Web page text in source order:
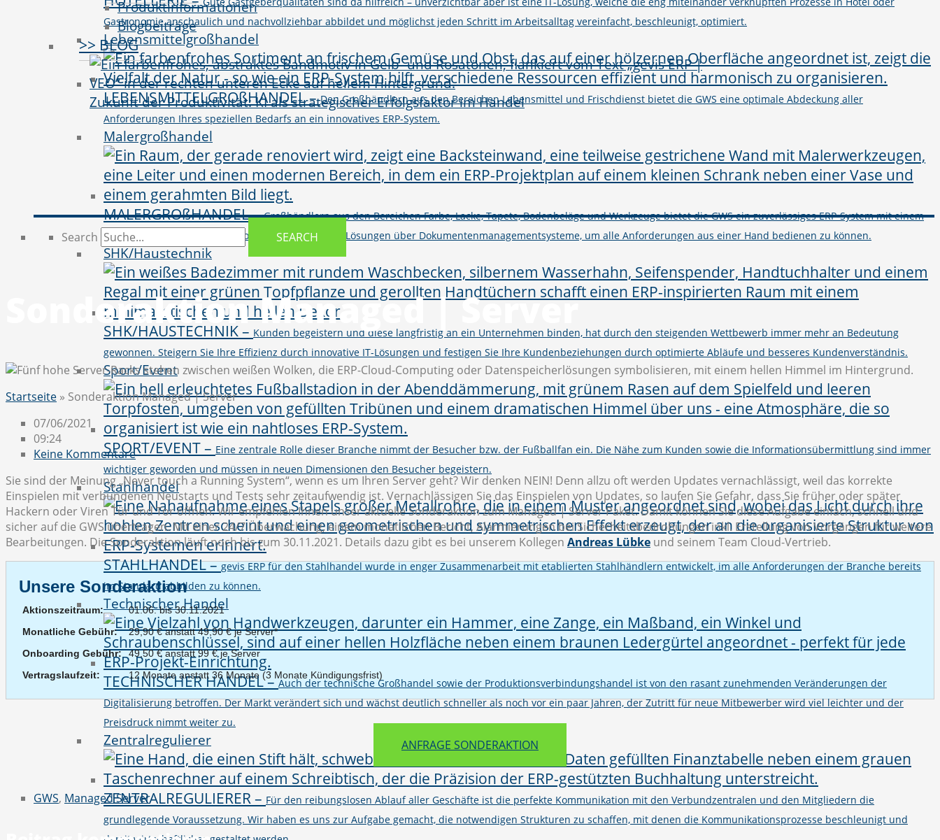
Gastronomie anschaulich und nachvollziehbar abbildet und möglichst jeden Schritt im Arbeitsalltag vereinfacht, beschleunigt, optimiert.
Lebensmittelgroßhandel
LEBENSMITTELGROßHANDEL–Den Großhändlern aus den Bereichen Lebensmittel und Frischdienst bietet die GWS eine optimale Abdeckung aller
Anforderungen Ihres speziellen Bedarfs an ein innovatives ERP-System.
Malergroßhandel
MALERGROßHANDEL–Großhändlern aus den Bereichen Farbe, Lacke, Tapete, Bodenbeläge und Werkzeuge bietet die GWS ein zuverlässiges ERP-System mit einem
vielseitigen Produktportfolio von BI, CRM und Shop-Lösungen über Dokumentenmanagementsysteme, um alle Anforderungen aus einer Hand bedienen zu können.
SHK/Haustechnik
SHK/HAUSTECHNIK– Kunden begeistern und diese langfristig an ein Unternehmen binden, hat durch den steigenden Wettbewerb immer mehr an Bedeutung
gewonnen. Steigern Sie Ihre Effizienz durch innovative IT-Lösungen und festigen Sie Ihre Kundenbeziehungen durch optimierte Abläufe und besseres Kundenverständnis.
Sport/Event
SPORT/EVENT– Eine zentrale Rolle dieser Branche nimmt der Besucher bzw. der Fußballfan ein. Die Nähe zum Kunden sowie die Informationsübermittlung sind immer
wichtiger geworden und müssen in neuen Dimensionen den Besucher begeistern.
Stahlhandel
STAHLHANDEL–gevis ERP für den Stahlhandel wurde in enger Zusammenarbeit mit etablierten Stahlhändlern entwickelt, im alle Anforderungen der Branche bereits
im Standard abbilden zu können.
Technischer Handel
TECHNISCHER HANDEL–Auch der technische Großhandel sowie der Produktionsverbindungshandel ist von den rasant zunehmenden Veränderungen der
Digitalisierung betroffen. Der Markt verändert sich und wächst deutlich schneller als noch vor ein paar Jahren, der Zutritt für neue Mitbewerber wird viel leichter und der
Preisdruck nimmt weiter zu.
Zentralregulierer
ZENTRALREGULIERER– Für den reibungslosen Ablauf aller Geschäfte ist die perfekte Kommunikation mit den Verbundzentralen und den Mitgliedern die
grundlegende Voraussetzung. Wir haben es uns zur Aufgabe gemacht, die notwendigen Strukturen zu schaffen, mit denen die Kommunikationsprozesse beschleunigt und
Produktinformationen
Blogbeiträge
>> BLOG
Zukunft der Produktivität: KI als strategischer Erfolgsfaktor im Handel
Search SEARCH
Sonderaktion Managed | Server
Startseite » Sonderaktion Managed | Server
07/06/2021
09:24
Keine Kommentare
Sie sind der Meinung „Never touch a Running System“, wenn es um Ihren Server geht? Wir denken NEIN! Denn allzu oft werden Updates vernachlässigt, weil das korrekte
Einspielen mit verbundenen Neustarts und Tests sehr zeitaufwendig ist. Vernachlässigen Sie das Einspielen von Updates, so laufen Sie Gefahr, dass Sie früher oder später
Hackern oder Viren Tür und Tor öffnen.Wir empfehlen Ihnen unser aktuelle Sonderaktion zum Managed | Server Paket. Damit können Sie diese Aufgabe einfach, schnell und
sicher auf die GWS übertragen. Mit einer 24/7 Überwachung, einem monatlichen Bericht, Alarmierungen bei Sicherheitsbedrohungen inkl. Erstellung von Vorgängen für weitere
Bearbeitungen. Die Sonderaktion läuft noch bis zum 30.11.2021. Details dazu gibt es bei unserem Kollegen Andreas Lübke und seinem Team Cloud-Vertrieb.
Unsere Sonderaktion
Aktionszeitraum:
01.06. bis 30.11.2021
Monatliche Gebühr:
29,90 € anstatt 49,90 € je Server*
Onboarding Gebühr:
49,50 € anstatt 99 € je Server
Vertragslaufzeit:
12 Monate anstatt 36 Monate (3 Monate Kündigungsfrist)
ANFRAGE SONDERAKTION
GWS, Managed Server